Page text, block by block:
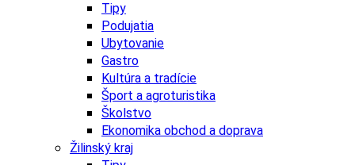
Tipy
Podujatia
Ubytovanie
Gastro
Kultúra a tradície
Šport a agroturistika
Školstvo
Ekonomika obchod a doprava
Žilinský kraj